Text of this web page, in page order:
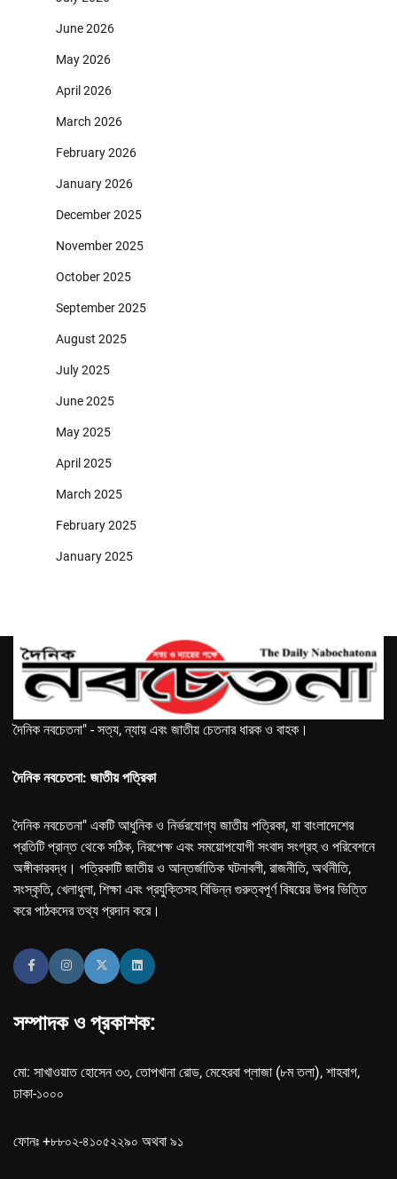
June 2026
May 2026
April 2026
March 2026
February 2026
January 2026
December 2025
November 2025
October 2025
September 2025
August 2025
July 2025
June 2025
May 2025
April 2025
March 2025
February 2025
January 2025
দৈনিক নবচেতনা" - সত্য, ন্যায় এবং জাতীয় চেতনার ধারক ও বাহক।
দৈনিক নবচেতনা: জাতীয় পত্রিকা
দৈনিক নবচেতনা" একটি আধুনিক ও নির্ভরযোগ্য জাতীয় পত্রিকা, যা বাংলাদেশের
প্রতিটি প্রান্ত থেকে সঠিক, নিরপেক্ষ এবং সময়োপযোগী সংবাদ সংগ্রহ ও পরিবেশনে
অঙ্গীকারবদ্ধ। পত্রিকাটি জাতীয় ও আন্তর্জাতিক ঘটনাবলী, রাজনীতি, অর্থনীতি,
সংস্কৃতি, খেলাধুলা, শিক্ষা এবং প্রযুক্তিসহ বিভিন্ন গুরুত্বপূর্ণ বিষয়ের উপর ভিত্তি
করে পাঠকদের তথ্য প্রদান করে।
সম্পাদক ও প্রকাশক:
মো: সাখাওয়াত হোসেন ৩৩, তোপখানা রোড, মেহেরবা প্লাজা (৮ম তলা), শাহবাগ,
ঢাকা-১০০০
ফোনঃ +৮৮০২-৪১০৫২২৯০ অথবা ৯১